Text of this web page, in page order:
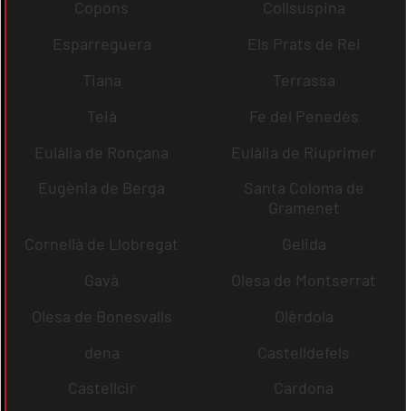
Copons
Collsuspina
Esparreguera
Els Prats de Rei
Tiana
Terrassa
Teià
Fe del Penedès
Eulàlia de Ronçana
Eulàlia de Riuprimer
Eugènia de Berga
Santa Coloma de
Gramenet
Cornellà de Llobregat
Gelida
Gavà
Olesa de Montserrat
Olesa de Bonesvalls
Olèrdola
dena
Castelldefels
Castellcir
Cardona